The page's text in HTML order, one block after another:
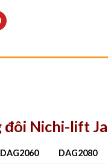
đôi Nichi-lift
DAG2060 DAG2080